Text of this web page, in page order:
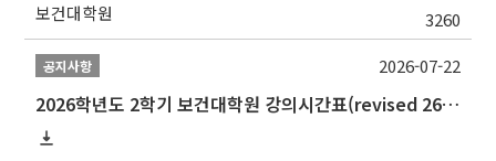
보건대학원 3260
공지사항
2026학년도 2학기 보건대학원 강의시간표(revised 260803)(2026 2nd SEMESTER SNU GSPH TIMETABLE)
2026-07-22